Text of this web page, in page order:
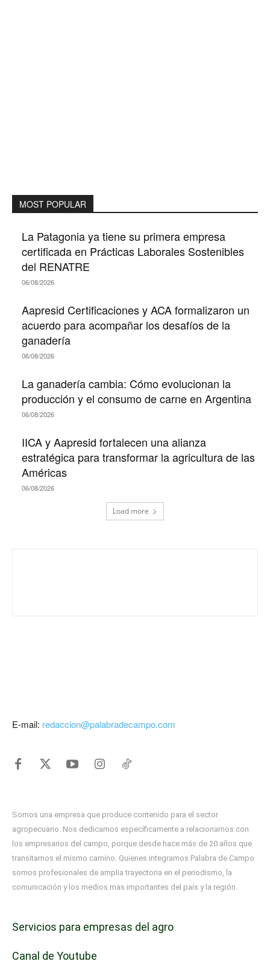
MOST POPULAR
La Patagonia ya tiene su primera empresa
certificada en Prácticas Laborales Sostenibles
del RENATRE
06/08/2026
Aapresid Certificaciones y ACA formalizaron un
acuerdo para acompañar los desafíos de la
ganadería
06/08/2026
La ganadería cambia: Cómo evolucionan la
producción y el consumo de carne en Argentina
06/08/2026
IICA y Aapresid fortalecen una alianza
estratégica para transformar la agricultura de las
Américas
06/08/2026
Load more
E-mail: redaccion@palabradecampo.com
Somos una empresa que produce contenido para el sector
agropecuario. Nos dedicamos específicamente a relacionarnos con
los empresarios del campo, porque desde hace más de 20 años que
transitamos el mismo camino. Quienes integramos Palabra de Campo
somos profesionales de amplia trayectoria en el periodismo, la
comunicación y los medios mas importantes del país y la región.
Servicios para empresas del agro
Canal de Youtube